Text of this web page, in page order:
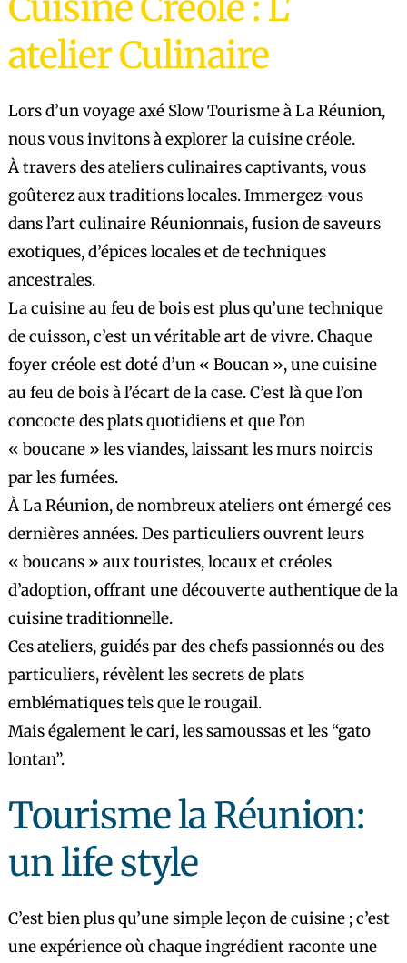
atelier Culinaire
Lors d’un voyage axé Slow Tourisme à La Réunion,
nous vous invitons à explorer la cuisine créole.
À travers des ateliers culinaires captivants, vous
goûterez aux traditions locales. Immergez-vous
dans l’art culinaire Réunionnais, fusion de saveurs
exotiques, d’épices locales et de techniques
ancestrales.
La cuisine au feu de bois est plus qu’une technique
de cuisson, c’est un véritable art de vivre. Chaque
foyer créole est doté d’un « Boucan », une cuisine
au feu de bois à l’écart de la case. C’est là que l’on
concocte des plats quotidiens et que l’on
« boucane » les viandes, laissant les murs noircis
par les fumées.
À La Réunion, de nombreux ateliers ont émergé ces
dernières années. Des particuliers ouvrent leurs
« boucans » aux touristes, locaux et créoles
d’adoption, offrant une découverte authentique de la
cuisine traditionnelle.
Ces ateliers, guidés par des chefs passionnés ou des
particuliers, révèlent les secrets de plats
emblématiques tels que le rougail.
Mais également le cari, les samoussas et les “gato
lontan”.
Tourisme la Réunion:
un life style
C’est bien plus qu’une simple leçon de cuisine ; c’est
une expérience où chaque ingrédient raconte une